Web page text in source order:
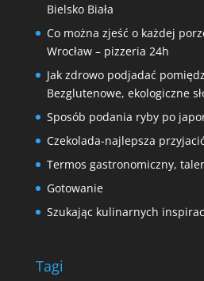
Bielsko Biała
Co można zjeść o każdej
Wrocław – pizzeria 24h
Jak zdrowo podjadać
Bezglutenowe, ekologiczne
Sposób podania ryby po
Czekolada-najlepsza
Termos gastronomiczny,
Gotowanie
Szukając kulinarnych
Tagi